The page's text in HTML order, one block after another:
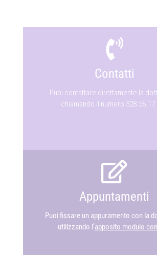
Contatti
Puoi contattare direttamente la
chiamando il numero
Appuntamenti
Puoi fissare un appuramento con la
utilizzando l’apposito modulo